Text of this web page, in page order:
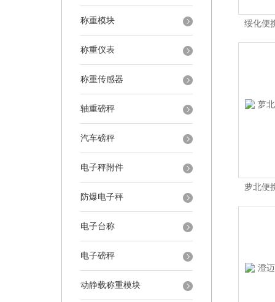
称重模块
称重仪表
称重传感器
轴重磅秤
汽车磅秤
电子秤附件
防爆电子秤
电子台称
电子磅秤
动静载称重模块
绥化便
萝北便